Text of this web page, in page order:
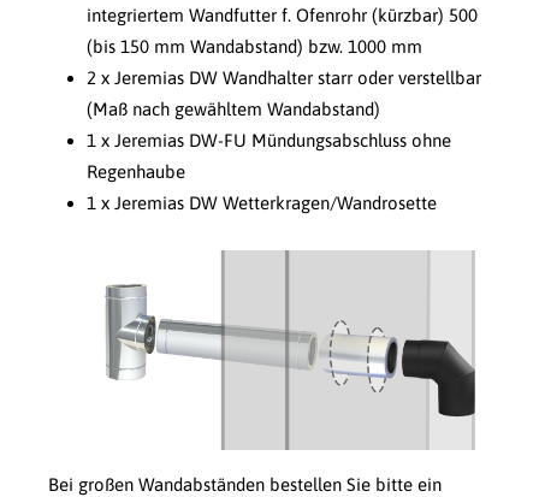
integriertem Wandfutter f. Ofenrohr (kürzbar) 500
(bis 150 mm Wandabstand) bzw. 1000 mm
2 x Jeremias DW Wandhalter starr oder verstellbar
(Maß nach gewähltem Wandabstand)
1 x Jeremias DW-FU Mündungsabschluss ohne
Regenhaube
1 x Jeremias DW Wetterkragen/Wandrosette
Bei großen Wandabständen bestellen Sie bitte ein